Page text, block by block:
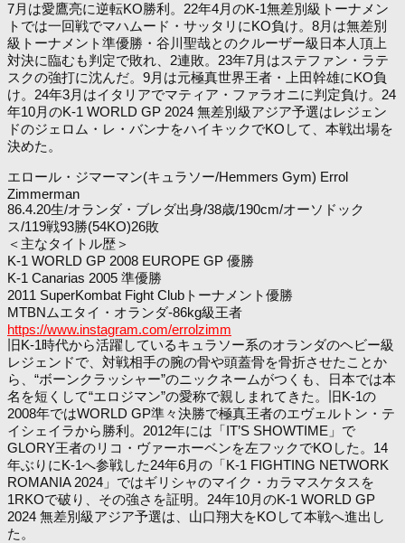
7月は愛鷹亮に逆転KO勝利。22年4月のK-1無差別級トーナメン
トでは一回戦でマハムード・サッタリにKO負け。8月は無差別
級トーナメント準優勝・谷川聖哉とのクルーザー級日本人頂上
対決に臨むも判定で敗れ、2連敗。23年7月はステファン・ラテ
スクの強打に沈んだ。9月は元極真世界王者・上田幹雄にKO負
け。24年3月はイタリアでマティア・ファラオニに判定負け。24
年10月のK-1 WORLD GP 2024 無差別級アジア予選はレジェン
ドのジェロム・レ・バンナをハイキックでKOして、本戦出場を
決めた。
エロール・ジマーマン(キュラソー/Hemmers Gym) Errol
Zimmerman
86.4.20生/オランダ・ブレダ出身/38歳/190cm/オーソドック
ス/119戦93勝(54KO)26敗
＜主なタイトル歴＞
K-1 WORLD GP 2008 EUROPE GP 優勝
K-1 Canarias 2005 準優勝
2011 SuperKombat Fight Clubトーナメント優勝
MTBNムエタイ・オランダ-86kg級王者
https://www.instagram.com/errolzimm
旧K-1時代から活躍しているキュラソー系のオランダのヘビー級
レジェンドで、対戦相手の腕の骨や頭蓋骨を骨折させたことか
ら、“ボーンクラッシャー”のニックネームがつくも、日本では本
名を短くして“エロジマン”の愛称で親しまれてきた。旧K-1の
2008年ではWORLD GP準々決勝で極真王者のエヴェルトン・テ
イシェイラから勝利。2012年には「IT’S SHOWTIME」で
GLORY王者のリコ・ヴァーホーベンを左フックでKOした。14
年ぶりにK-1へ参戦した24年6月の「K-1 FIGHTING NETWORK
ROMANIA 2024」ではギリシャのマイク・カラマスケタスを
1RKOで破り、その強さを証明。24年10月のK-1 WORLD GP
2024 無差別級アジア予選は、山口翔大をKOして本戦へ進出し
た。